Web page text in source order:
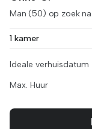
Man (50) op zoek
1 kamer
Ideale verhuisdatum
Max. Huur